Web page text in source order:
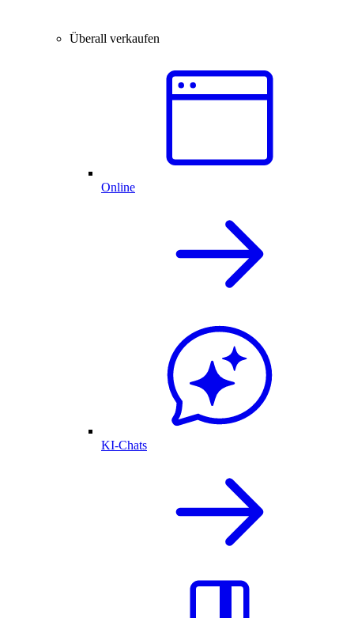
Überall verkaufen
Online
KI-Chats